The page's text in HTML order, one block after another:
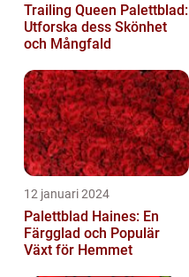
Trailing Queen Palettblad:
Utforska dess Skönhet
och Mångfald
12 januari 2024
Palettblad Haines: En
Färgglad och Populär
Växt för Hemmet